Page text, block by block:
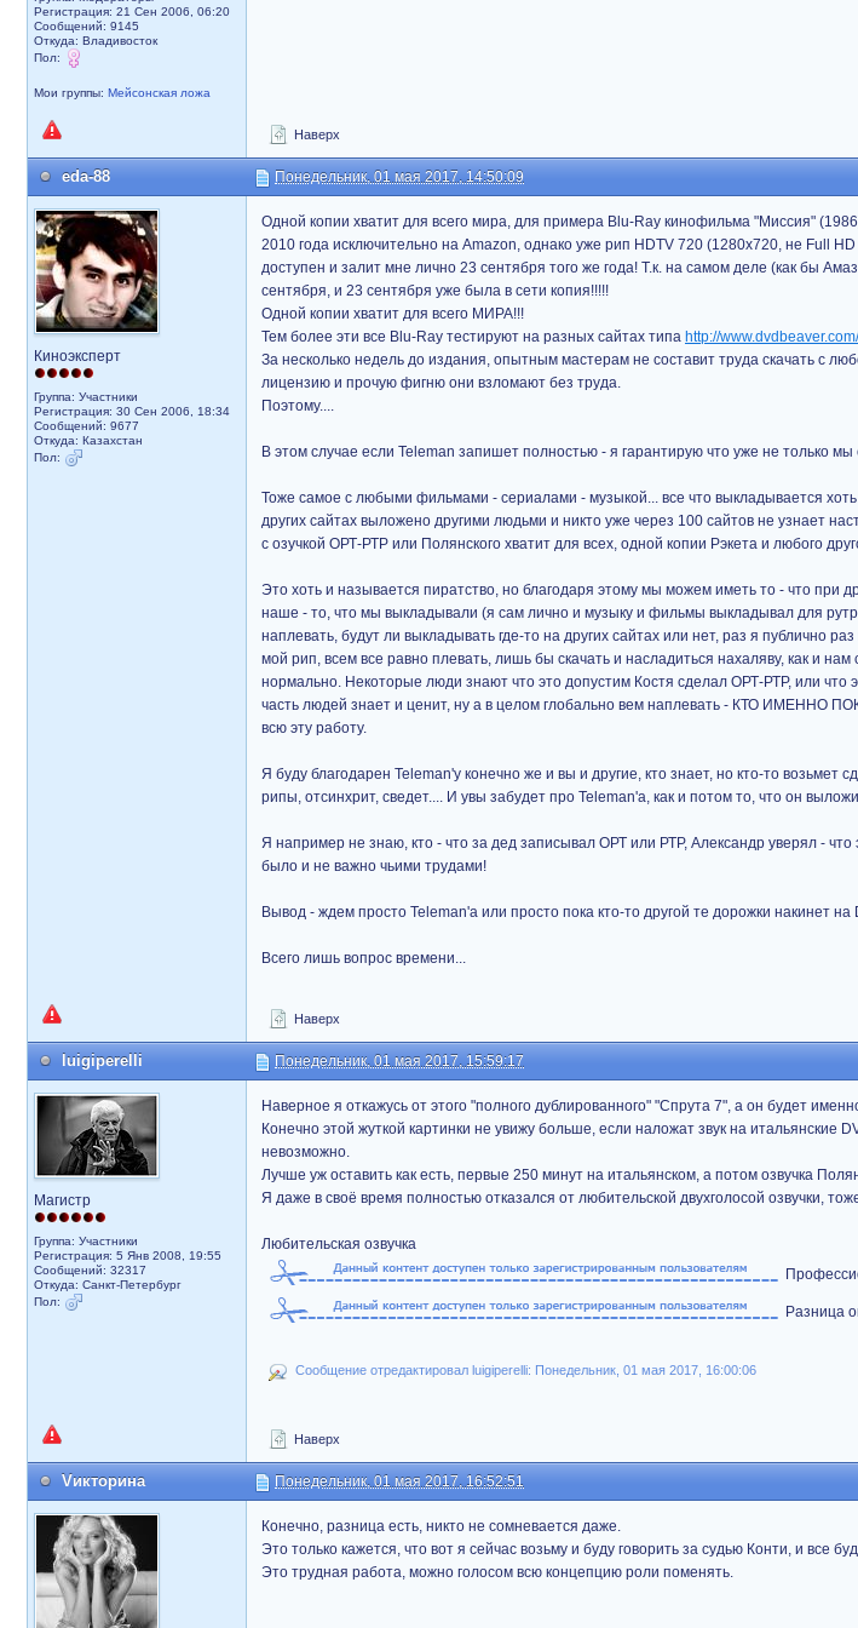
Регистрация: 21 Сен 2006, 06:20
Сообщений: 9145
Откуда: Владивосток
Пол:
Мои группы: Мейсонская ложа
Наверх
eda-88 Понедельник, 01 мая 2017, 14:50:09
Киноэксперт
Группа: Участники
Регистрация: 30 Сен 2006, 18:34
Сообщений: 9677
Откуда: Казахстан
Пол:
Одной копии хватит для всего мира, для примера Blu-Ray кинофильма "Миссия"
2010 года исключительно на Amazon, однако уже рип HDTV 720 (1280x720, не Full
доступен и залит мне лично 23 сентября того же года! Т.к. на самом деле (как бы
сентября, и 23 сентября уже была в сети копия!!!!!
Одной копии хватит для всего МИРА!!!
Тем более эти все Blu-Ray тестируют на разных сайтах типа http://www.dvdbeaver.com/
За несколько недель до издания, опытным мастерам не составит труда скачать с
лицензию и прочую фигню они взломают без труда.
Поэтому....
В этом случае если Teleman запишет полностью - я гарантирую что уже не только мы
Тоже самое с любыми фильмами - сериалами - музыкой... все что выкладывается
других сайтах выложено другими людьми и никто уже через 100 сайтов не узнает
с озучкой ОРТ-РТР или Полянского хватит для всех, одной копии Рэкета и любого
Это хоть и называется пиратство, но благодаря этому мы можем иметь то - что при
наше - то, что мы выкладывали (я сам лично и музыку и фильмы выкладывал для
наплевать, будут ли выкладывать где-то на других сайтах или нет, раз я публично
мой рип, всем все равно плевать, лишь бы скачать и насладиться нахаляву, как и
нормально. Некоторые люди знают что это допустим Костя сделал ОРТ-РТР, или что
часть людей знает и ценит, ну а в целом глобально вем наплевать - КТО ИМЕННО
всю эту работу.
Я буду благодарен Teleman'у конечно же и вы и другие, кто знает, но кто-то возьмет
рипы, отсинхрит, сведет.... И увы забудет про Teleman'а, как и потом то, что он
Я например не знаю, кто - что за дед записывал ОРТ или РТР, Александр уверял -
было и не важно чьими трудами!
Вывод - ждем просто Teleman'а или просто пока кто-то другой те дорожки накинет на
Всего лишь вопрос времени...
Наверх
luigiperelli Понедельник, 01 мая 2017, 15:59:17
Магистр
Группа: Участники
Регистрация: 5 Янв 2008, 19:55
Сообщений: 32317
Откуда: Санкт-Петербург
Пол:
Наверное я откажусь от этого "полного дублированного" "Спрута 7", а он будет
Конечно этой жуткой картинки не увижу больше, если наложат звук на итальянские
невозможно.
Лучше уж оставить как есть, первые 250 минут на итальянском, а потом озвучка
Я даже в своё время полностью отказался от любительской двухголосой озвучки,
Любительская озвучка
Разница
Сообщение отредактировал luigiperelli: Понедельник, 01 мая 2017, 16:00:06
Наверх
Vикторина Понедельник, 01 мая 2017, 16:52:51
Конечно, разница есть, никто не сомневается даже.
Это только кажется, что вот я сейчас возьму и буду говорить за судью Конти, и все
Это трудная работа, можно голосом всю концепцию роли поменять.